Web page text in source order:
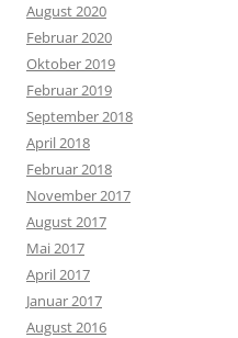
August 2020
Februar 2020
Oktober 2019
Februar 2019
September 2018
April 2018
Februar 2018
November 2017
August 2017
Mai 2017
April 2017
Januar 2017
August 2016